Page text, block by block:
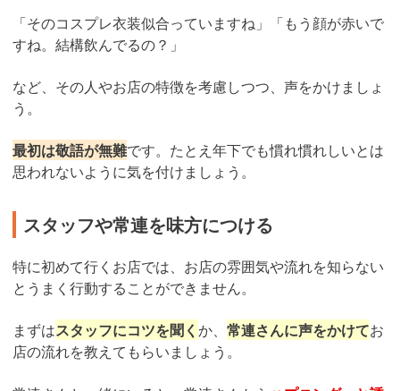
「そのコスプレ衣装似合っていますね」「もう顔が赤いで
すね。結構飲んでるの？」
など、その人やお店の特徴を考慮しつつ、声をかけましょ
う。
最初は敬語が無難です。たとえ年下でも慣れ慣れしいとは
思われないように気を付けましょう。
スタッフや常連を味方につける
特に初めて行くお店では、お店の雰囲気や流れを知らない
とうまく行動することができません。
まずはスタッフにコツを聞く か、 常連さんに声をかけてお
店の流れを教えてもらいましょう。